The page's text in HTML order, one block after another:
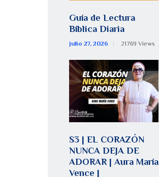
Guía de Lectura
Bíblica Diaria
julio 27, 2026 21769 Views
S3 | EL CORAZÓN
NUNCA DEJA DE
ADORAR | Aura María
Vence |